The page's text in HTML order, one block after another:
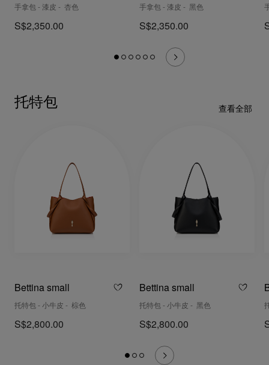
手拿包 - 漆皮 - 杏色
S$2,350.00
手拿包 - 漆皮 - 黑色
S$2,350.00
托特包 查看全部
Bettina small
托特包 - 小牛皮 - 棕色
S$2,800.00
Bettina small
托特包 - 小牛皮 - 黑色
S$2,800.00